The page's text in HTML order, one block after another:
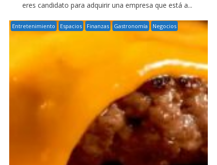
eres candidato para adquirir una empresa que está a...
Entretenimiento Espacios Finanzas Gastronomía Negocios